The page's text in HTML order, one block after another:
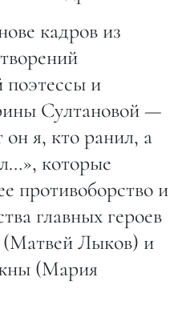
кадров из
поэтессы и
Султановой —
я, кто ранил, а
которые
противоборство и
главных героев
(Матвей Лыков) и
(Мария